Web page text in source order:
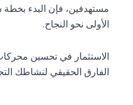
مستهدفين، فإن البدء بخطة
الأولى نحو النجاح.
الاستثمار في تحسين
الفارق الحقيقي لنشاطك